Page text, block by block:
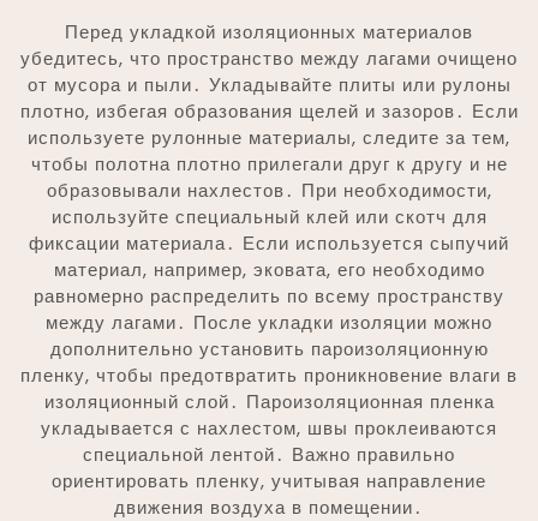
Перед укладкой изоляционных материалов
убедитесь, что пространство между лагами очищено
от мусора и пыли․ Укладывайте плиты или рулоны
плотно, избегая образования щелей и зазоров․ Если
используете рулонные материалы, следите за тем,
чтобы полотна плотно прилегали друг к другу и не
образовывали нахлестов․ При необходимости,
используйте специальный клей или скотч для
фиксации материала․ Если используется сыпучий
материал, например, эковата, его необходимо
равномерно распределить по всему пространству
между лагами․ После укладки изоляции можно
дополнительно установить пароизоляционную
пленку, чтобы предотвратить проникновение влаги в
изоляционный слой․ Пароизоляционная пленка
укладывается с нахлестом, швы проклеиваются
специальной лентой․ Важно правильно
ориентировать пленку, учитывая направление
движения воздуха в помещении․